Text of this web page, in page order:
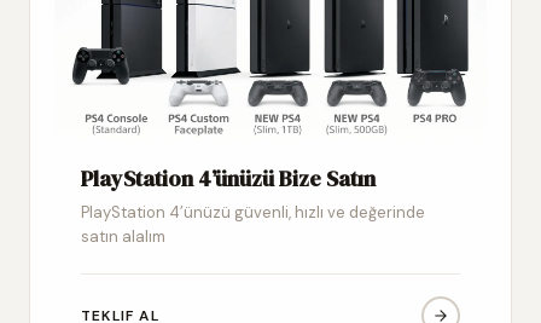
PlayStation 4’ünüzü Bize Satın
PlayStation 4’ünüzü güvenli, hızlı ve değerinde
satın alalım
TEKLIF AL